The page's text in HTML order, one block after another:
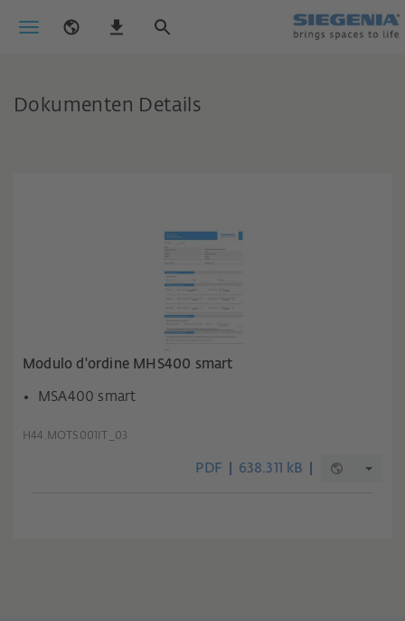
Dokumenten Details
Modulo d'ordine MHS400 smart
MSA400 smart
H44.MOTS001IT_03
PDF 638.311 kB